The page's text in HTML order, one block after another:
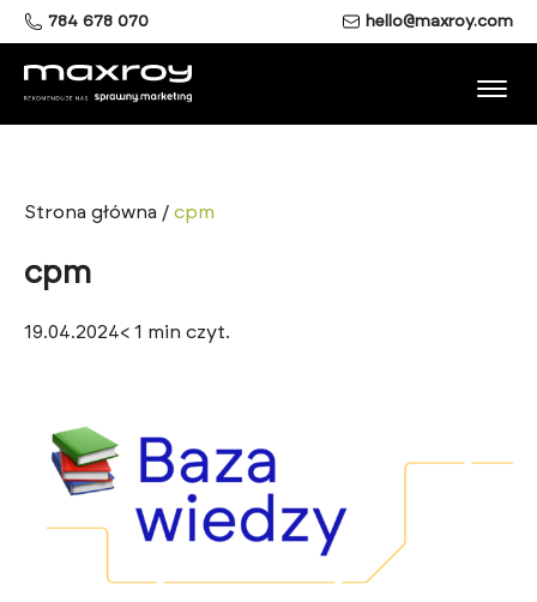
784 678 070 hello@maxroy.com
Strona główna / cpm
cpm
19.04.2024< 1 min czyt.